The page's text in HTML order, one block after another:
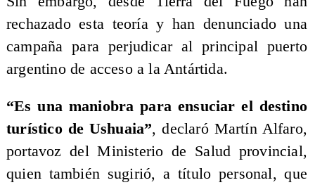
rechazado esta teoría y han denunciado una
campaña para perjudicar al principal puerto
argentino de acceso a la Antártida.
“Es una maniobra para ensuciar el destino
turístico de Ushuaia”, declaró Martín Alfaro,
portavoz del Ministerio de Salud provincial,
quien también sugirió, a título personal, que